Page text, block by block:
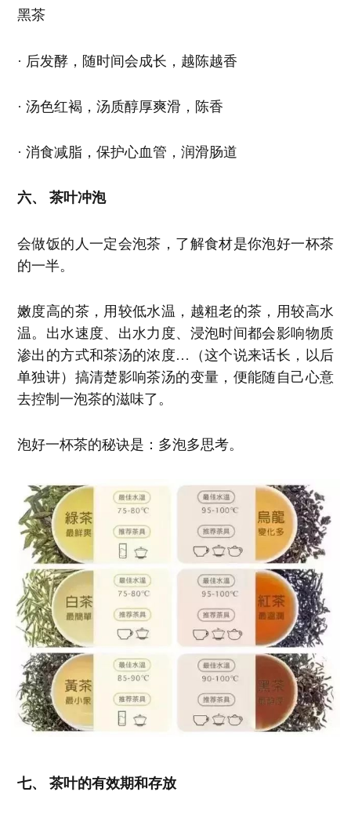
黑茶
· 后发酵，随时间会成长，越陈越香
· 汤色红褐，汤质醇厚爽滑，陈香
· 消食减脂，保护心血管，润滑肠道
六、 茶叶冲泡
会做饭的人一定会泡茶，了解食材是你泡好一杯茶
的一半。
嫩度高的茶，用较低水温，越粗老的茶，用较高水
温。出水速度、出水力度、浸泡时间都会影响物质
渗出的方式和茶汤的浓度…（这个说来话长，以后
单独讲）搞清楚影响茶汤的变量，便能随自己心意
去控制一泡茶的滋味了。
泡好一杯茶的秘诀是：多泡多思考。
七、 茶叶的有效期和存放